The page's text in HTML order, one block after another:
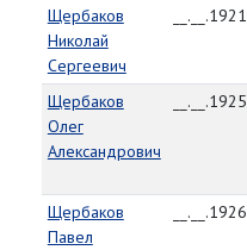
Щербаков
Николай
Сергеевич
__.__.1921
Щербаков
Олег
Александрович
__.__.1925
Щербаков
Павел
__.__.1926